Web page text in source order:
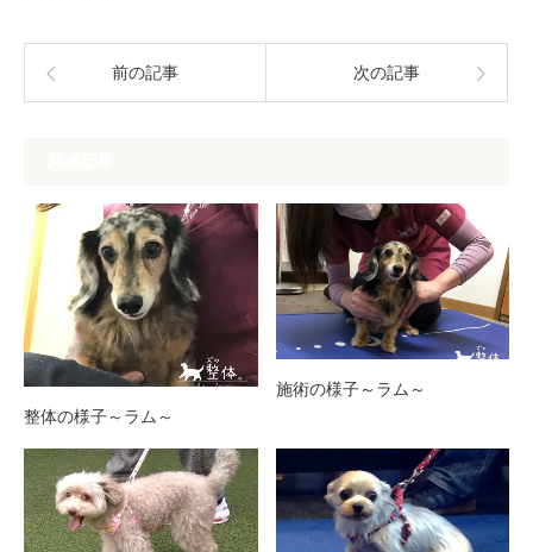
前の記事 次の記事
整体の様子～ラム～
施術の様子～ラム～